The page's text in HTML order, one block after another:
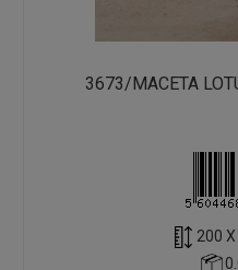
3673/MACETA
200 X